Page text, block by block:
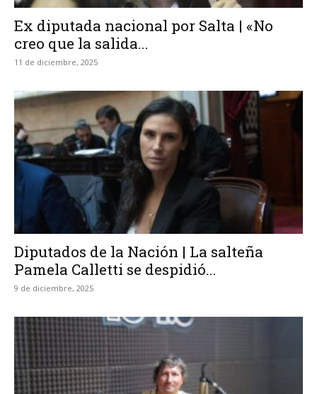
Ex diputada nacional por Salta | «No
creo que la salida...
11 de diciembre, 2025
Diputados de la Nación | La salteña
Pamela Calletti se despidió...
9 de diciembre, 2025